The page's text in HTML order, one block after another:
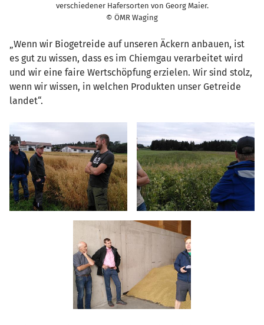
verschiedener Hafersorten von Georg Maier.
© ÖMR Waging
„Wenn wir Biogetreide auf unseren Äckern anbauen, ist
es gut zu wissen, dass es im Chiemgau verarbeitet wird
und wir eine faire Wertschöpfung erzielen. Wir sind stolz,
wenn wir wissen, in welchen Produkten unser Getreide
landet“.